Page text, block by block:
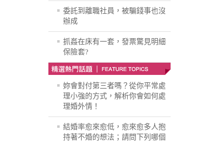
委託到離職社員，被騙錢事也沒
辦成
抓姦在床有一套，發票驚見明細
保險套?
妳會對付第三者嗎？從你平常處
理小強的方式，解析你會如何處
理婚外情！
結婚率愈來愈低，愈來愈多人抱
持著不婚的想法；請問下列哪個